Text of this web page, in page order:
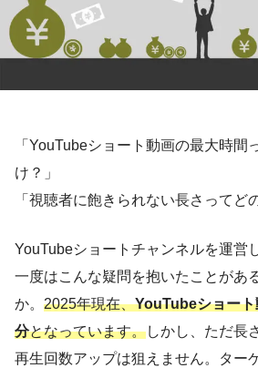
「YouTubeショート動画の最大時間
け？」
「視聴者に飽きられない長さってど
YouTubeショートチャンネルを運営
一度はこんな疑問を抱いたことがあ
か。 2025年現在、YouTubeショー
分となっています。しかし、ただ長
再生回数アップは狙えません。ター